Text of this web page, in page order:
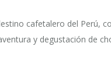
cafetalero del Perú,
y degustación de